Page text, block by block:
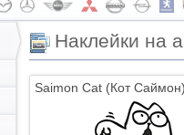
Наклейки на
Saimon Cat (Кот